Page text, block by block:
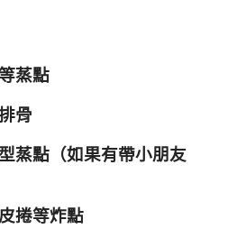
蒸點
骨
蒸點（如果有帶小朋友
捲等炸點